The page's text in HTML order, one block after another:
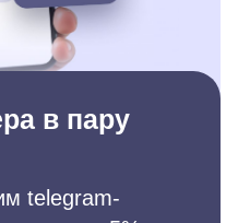
в пару
telegram-